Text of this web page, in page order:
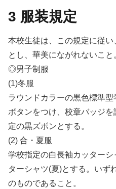
3 服装規定
本校生徒は、この規定に従
とし、華美にながれないこと
◎男子制服
(1)冬服
ラウンドカラーの黒色標準
ボタンをつけ、校章バッジ
定の黒ズボンとする。
(2) 合・夏服
学校指定の白長袖カッター
ターシャツ(夏)とする。いず
のものであること。